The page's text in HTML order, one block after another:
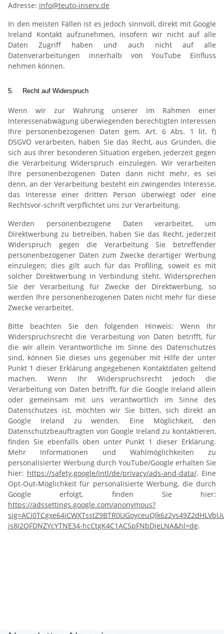
Adresse: info@teuto-inserv.de
In den meisten Fällen ist es jedoch sinnvoll, direkt mit Google
Ireland Kontakt aufzunehmen, insofern wir nicht auf alle
Daten Zugriff haben und auch nicht auf alle
Datenverarbeitungen innerhalb von YouTube Einfluss
nehmen können.
5. Recht auf Widerspruch
Wenn wir zur Wahrung unserer im Rahmen einer
Interessenabwägung überwiegenden berechtigten Interessen
Ihre personenbezogenen Daten gem. Art. 6 Abs. 1 lit. f)
DSGVO verarbeiten, haben Sie das Recht, aus Gründen, die
sich aus Ihrer besonderen Situation ergeben, jederzeit gegen
die Verarbeitung Widerspruch einzulegen. Wir verarbeiten
Ihre personenbezogenen Daten dann nicht mehr, es sei
denn, an der Verarbeitung besteht ein zwingendes Interesse,
das Interesse einer dritten Person überwiegt oder eine
Rechtsvor-schrift verpflichtet uns zur Verarbeitung.
Werden personenbezogene Daten verarbeitet, um
Direktwerbung zu betreiben, haben Sie das Recht, jederzeit
Widerspruch gegen die Verarbeitung Sie betreffender
personenbezogener Daten zum Zwecke derartiger Werbung
einzulegen; dies gilt auch für das Profiling, soweit es mit
solcher Direktwerbung in Verbindung steht. Widersprechen
Sie der Verarbeitung für Zwecke der Direktwerbung, so
werden Ihre personenbezogenen Daten nicht mehr für diese
Zwecke verarbeitet.
Bitte beachten Sie den folgenden Hinweis: Wenn Ihr
Widerspruchsrecht die Verarbeitung von Daten betrifft, für
die wir allein Verantwortliche im Sinne des Datenschutzes
sind, können Sie dieses uns gegenüber mit Hilfe der unter
Punkt 1 dieser Erklärung angegebenen Kontaktdaten geltend
machen. Wenn Ihr Widerspruchsrecht jedoch die
Verarbeitung von Daten betrifft, für die Google Ireland allein
oder gemeinsam mit uns verantwortlich im Sinne des
Datenschutzes ist, möchten wir Sie bitten, sich direkt an
Google Ireland zu wenden. Eine Möglichkeit, den
Datenschutzbeauftragten von Google Ireland zu kontaktieren,
finden Sie ebenfalls oben unter Punkt 1 dieser Erklärung.
Mehr Informationen und Wahlmöglichkeiten zu
personalisierter Werbung durch YouTube/Google erhalten Sie
hier: https://safety.google/intl/de/privacy/ads-and-data/. Eine
Opt-Out-Möglichkeit für personalisierte Werbung, die durch
Google erfolgt, finden Sie hier:
https://adssettings.google.com/anonymous?
js8I2OFDNZYcYTNE34-hcCtgK4C1ACSpFNbDjeLNA&hl=de.